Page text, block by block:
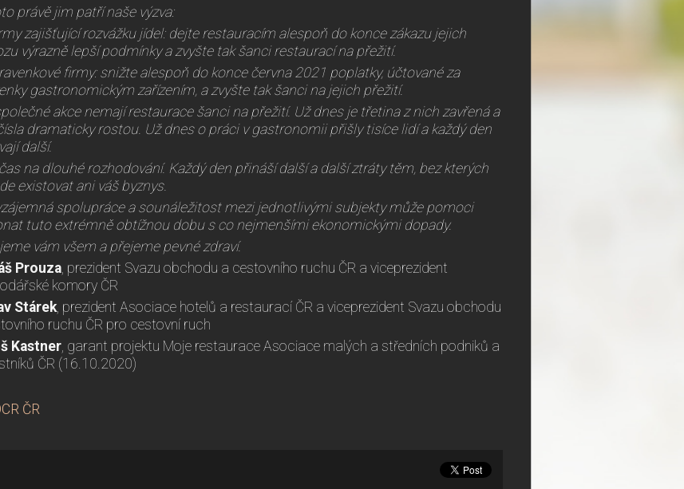
právě jim patří naše výzva:
zajišťující rozvážku jídel: dejte restauracím alespoň do konce zákazu jejich
výrazně lepší podmínky a zvyšte tak šanci restaurací na přežití.
firmy: snižte alespoň do konce června 2021 poplatky, účtované za
gastronomickým zařízením, a zvyšte tak šanci na jejich přežití.
akce nemají restaurace šanci na přežití. Už dnes je třetina z nich zavřená a
dramaticky rostou. Už dnes o práci v gastronomii přišly tisíce lidí a každý den
další.
na dlouhé rozhodování. Každý den přináší další a další ztráty těm, bez kterých
existovat ani váš byznys.
spolupráce a sounáležitost mezi jednotlivými subjekty může pomoci
tuto extrémně obtížnou dobu s co nejmenšími ekonomickými dopady.
vám všem a přejeme pevné zdraví.
Prouza, prezident Svazu obchodu a cestovního ruchu ČR a viceprezident
komory ČR
Stárek, prezident Asociace hotelů a restaurací ČR a viceprezident Svazu obchodu
ruchu ČR pro cestovní ruch
Kastner, garant projektu Moje restaurace Asociace malých a středních podniků a
ČR (16.10.2020)
ČR